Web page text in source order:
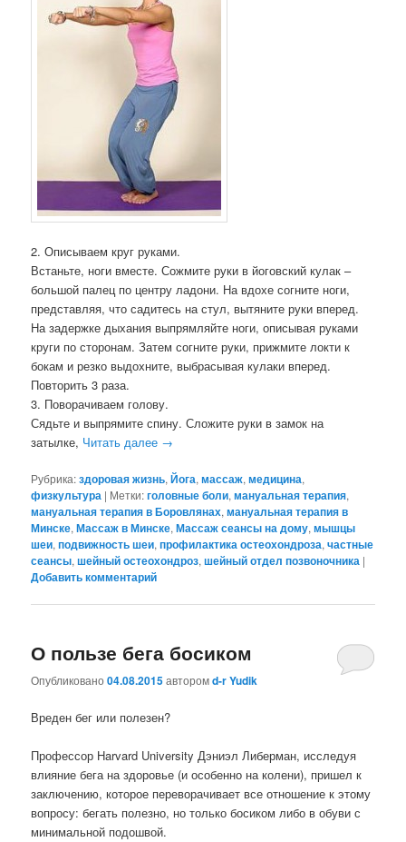
2. Описываем круг руками.
Встаньте, ноги вместе. Сожмите руки в йоговский кулак –
большой палец по центру ладони. На вдохе согните ноги,
представляя, что садитесь на стул, вытяните руки вперед.
На задержке дыхания выпрямляйте ноги, описывая руками
круги по сторонам. Затем согните руки, прижмите локти к
бокам и резко выдохните, выбрасывая кулаки вперед.
Повторить 3 раза.
3. Поворачиваем голову.
Сядьте и выпрямите спину. Сложите руки в замок на
затылке, Читать далее →
Рубрика:здоровая жизнь,Йога,массаж,медицина,
физкультура | Метки:головные боли,мануальная терапия,
мануальная терапия в Боровлянах,мануальная терапия в
Минске,Массаж в Минске,Массаж сеансы на дому,мышцы
шеи,подвижность шеи,профилактика остеохондроза,частные
сеансы,шейный остеохондроз,шейный отдел позвоночника |
Добавить комментарий
О пользе бега босиком
Опубликовано04.08.2015авторомd-r Yudik
Вреден бег или полезен?
Профессор Harvard University Дэниэл Либерман, исследуя
влияние бега на здоровье (и особенно на колени), пришел к
заключению, которое переворачивает все отношение к этому
вопросу: бегать полезно, но только босиком либо в обуви с
минимальной подошвой.